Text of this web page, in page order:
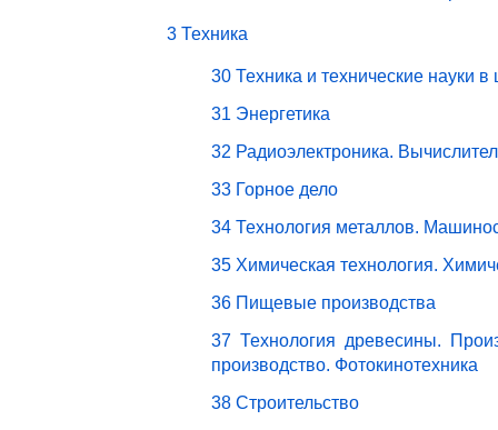
3 Техника
30 Техника и технические науки в
31 Энергетика
32 Радиоэлектроника.
33 Горное дело
34 Технология металлов.
35 Химическая технология.
36 Пищевые производства
37 Технология древесины.
производство. Фотокинотехника
38 Строительство